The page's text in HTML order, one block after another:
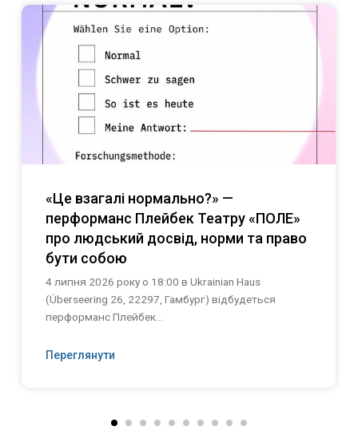
«Це взагалі нормально?» —
перформанс Плейбек Театру «ПОЛЕ»
про людський досвід, норми та право
бути собою
4 липня 2026 року о 18:00 в Ukrainian Haus
(Überseering 26, 22297, Гамбург) відбудеться
перформанс Плейбек...
Переглянути